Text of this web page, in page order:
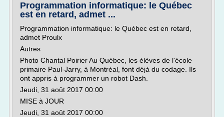
Programmation informatique: le Québec
est en retard, admet ...
Programmation informatique: le Québec est en retard,
admet Proulx
Autres
Photo Chantal Poirier Au Québec, les élèves de l'école
primaire Paul-Jarry, à Montréal, font déjà du codage. Ils
ont appris à programmer un robot Dash.
Jeudi, 31 août 2017 00:00
MISE à JOUR
Jeudi, 31 août 2017 00:00